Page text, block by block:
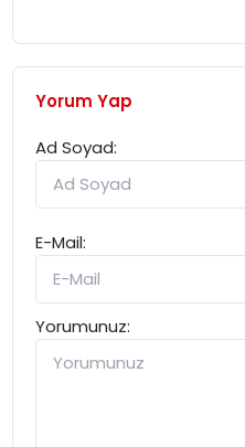
Yorum Yap
Ad Soyad:
E-Mail:
Yorumunuz: